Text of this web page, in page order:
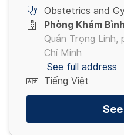
Obstetrics and
Phòng Khám
Quản Trọng Linh,
Chí Minh
See full address
Tiếng Việt